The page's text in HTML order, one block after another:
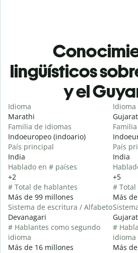
lingüísticos
y el
Idioma
Marathi
Familia de idiomas
Indoeuropeo (indoario)
País principal
India
Hablado en # países
+2
# Total de hablantes
Más de 99 millones
Sistema de escritura / Alfabeto
Devanagari
# Hablantes como segundo
idioma
Más de 16 millones
Idioma
País
India
+5
#
Más
#
idioma
Más